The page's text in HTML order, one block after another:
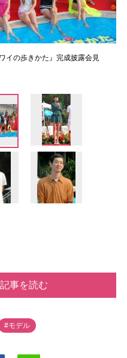
イの歩きかた』完成披露会見
事を読む
#モデル